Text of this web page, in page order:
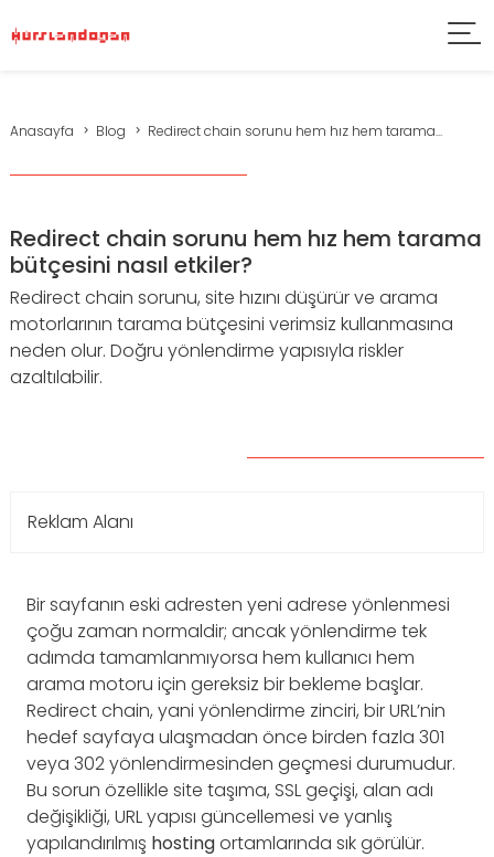
Anasayfa Blog Redirect chain sorunu hem hız hem tarama...
Redirect chain sorunu hem hız hem tarama
bütçesini nasıl etkiler?
Redirect chain sorunu, site hızını düşürür ve arama
motorlarının tarama bütçesini verimsiz kullanmasına
neden olur. Doğru yönlendirme yapısıyla riskler
azaltılabilir.
Reklam Alanı
Bir sayfanın eski adresten yeni adrese yönlenmesi
çoğu zaman normaldir; ancak yönlendirme tek
adımda tamamlanmıyorsa hem kullanıcı hem
arama motoru için gereksiz bir bekleme başlar.
Redirect chain, yani yönlendirme zinciri, bir URL’nin
hedef sayfaya ulaşmadan önce birden fazla 301
veya 302 yönlendirmesinden geçmesi durumudur.
Bu sorun özellikle site taşıma, SSL geçişi, alan adı
değişikliği, URL yapısı güncellemesi ve yanlış
yapılandırılmış hostingortamlarında sık görülür.